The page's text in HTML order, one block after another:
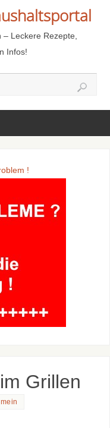
Leckere Rezepte,
Infos!
!
Grillen